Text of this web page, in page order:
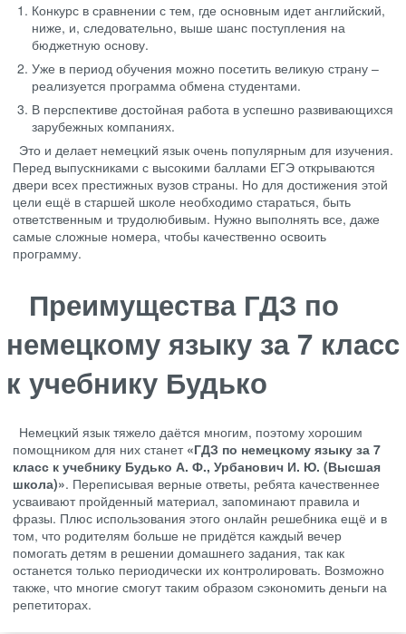
Конкурс в сравнении с тем, где основным идет английский,
ниже, и, следовательно, выше шанс поступления на
бюджетную основу.
Уже в период обучения можно посетить великую страну –
реализуется программа обмена студентами.
В перспективе достойная работа в успешно развивающихся
зарубежных компаниях.
Это и делает немецкий язык очень популярным для изучения.
Перед выпускниками с высокими баллами ЕГЭ открываются
двери всех престижных вузов страны. Но для достижения этой
цели ещё в старшей школе необходимо стараться, быть
ответственным и трудолюбивым. Нужно выполнять все, даже
самые сложные номера, чтобы качественно освоить
программу.
Преимущества ГДЗ по
немецкому языку за 7 класс
к учебнику Будько
Немецкий язык тяжело даётся многим, поэтому хорошим
помощником для них станет «ГДЗ по немецкому языку за 7
класс к учебнику Будько А. Ф., Урбанович И. Ю. (Высшая
школа)». Переписывая верные ответы, ребята качественнее
усваивают пройденный материал, запоминают правила и
фразы. Плюс использования этого онлайн решебника ещё и в
том, что родителям больше не придётся каждый вечер
помогать детям в решении домашнего задания, так как
останется только периодически их контролировать. Возможно
также, что многие смогут таким образом сэкономить деньги на
репетиторах.